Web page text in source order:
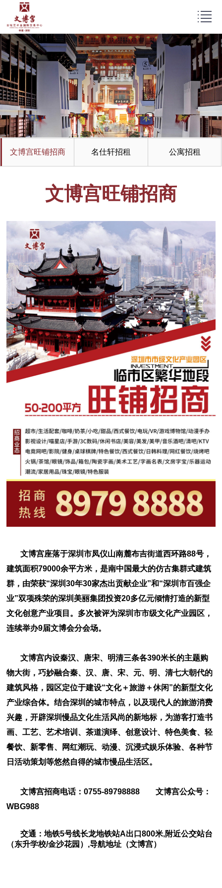
文博宫旺铺招商 名仕轩招租 公寓招租
文博宫旺铺招商
文博宫座落于深圳市凤仪山南麓布吉街道西环路88号，
建筑面积79000余平方米，是南中国最大的仿古集群式建筑
群，由荣获“深圳30年30家杰出贡献企业”和“深圳市百强企
业”双项殊荣的深圳美丽集团投资20多亿元倾情打造的新型
文化创意产业项目。多次被评为深圳市市级文化产业园区，
连续举办9届文博会分会场。
文博宫内设秦汉、唐宋、明清三条各390米长的主题购
物大街，巧妙融合秦、汉、唐、宋、元、明、清七大朝代的
建筑风格，园区定位于建设“文化＋旅游＋休闲”的新型文化
产业综合体。结合深圳的城市特点，以及现代人的旅游消费
兴趣，开辟深圳慢品文化生活风尚的新地标，为游客打造书
画、工艺、艺术培训、茶道演绎、创意设计、特色美食、轻
餐饮、新零售、网红潮玩、动漫、沉浸式娱乐体验、各种节
日活动策划等悠然自得的城市慢品生活区。
文博宫招商电话：0755-89798888 文博宫公众号：
WBG988
交通：地铁5号线长龙地铁站A出口800米,附近公交站台
（东升学校/金沙花园）,导航地址（文博宫）